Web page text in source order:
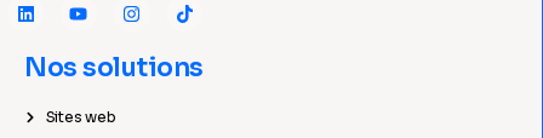
Nos solutions
Sites web